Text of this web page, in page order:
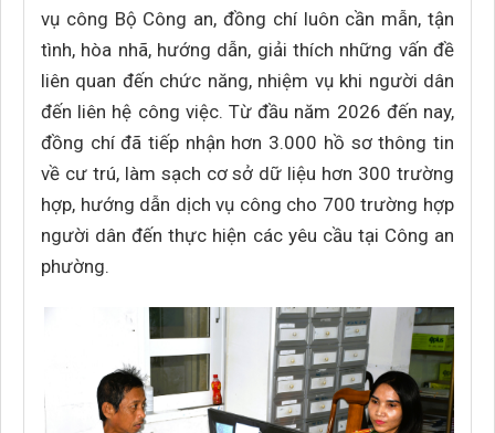
vụ công Bộ Công an, đồng chí luôn cần mẫn, tận
tình, hòa nhã, hướng dẫn, giải thích những vấn đề
liên quan đến chức năng, nhiệm vụ khi người dân
đến liên hệ công việc. Từ đầu năm 2026 đến nay,
đồng chí đã tiếp nhận hơn 3.000 hồ sơ thông tin
về cư trú, làm sạch cơ sở dữ liệu hơn 300 trường
hợp, hướng dẫn dịch vụ công cho 700 trường hợp
người dân đến thực hiện các yêu cầu tại Công an
phường.